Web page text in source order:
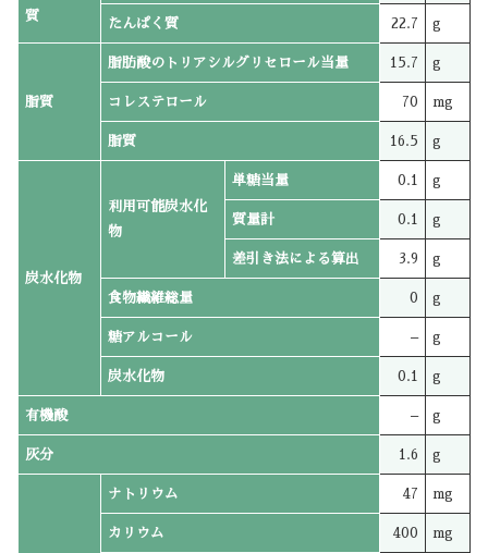
質
たんぱく質 22.7 g
脂質
脂肪酸のトリアシルグリセロール当量 15.7 g
コレステロール 70 mg
脂質 16.5 g
炭水化物
利用可能炭水化
物
単糖当量 0.1 g
質量計 0.1 g
差引き法による算出 3.9 g
食物繊維総量 0 g
糖アルコール – g
炭水化物 0.1 g
有機酸 – g
灰分 1.6 g
ナトリウム 47 mg
カリウム 400 mg